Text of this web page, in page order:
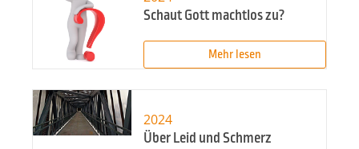
Schaut Gott machtlos zu?
Mehr lesen
2024
Über Leid und Schmerz